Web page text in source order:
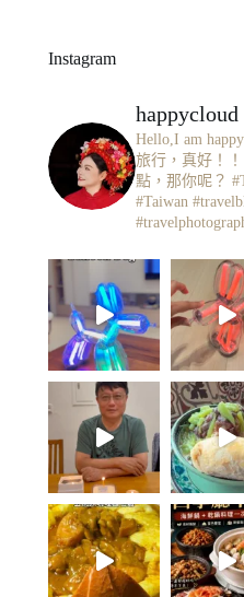
Instagram
happycloud
Hello,I am
旅行，真好！
點，那你呢？
#Taiwan